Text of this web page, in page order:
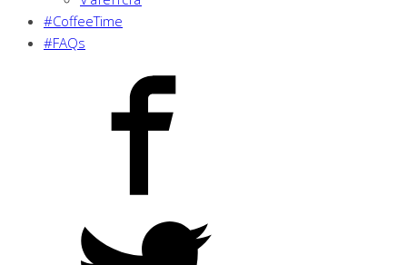
#CoffeeTime
#FAQs